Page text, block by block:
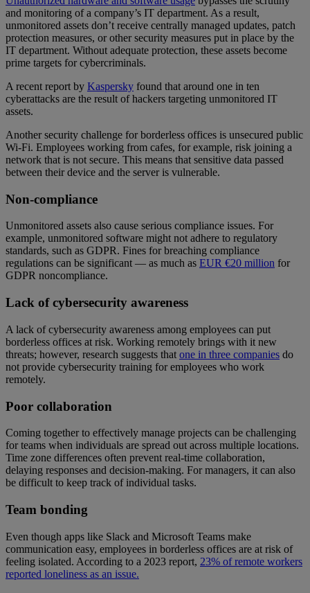
and monitoring of a company’s IT department. As a result,
unmonitored assets don’t receive centrally managed updates, patch
protection measures, or other security measures put in place by the
IT department. Without adequate protection, these assets become
prime targets for cybercriminals.
A recent report by Kaspersky found that around one in ten
cyberattacks are the result of hackers targeting unmonitored IT
assets.
Another security challenge for borderless offices is unsecured public
Wi-Fi. Employees working from cafes, for example, risk joining a
network that is not secure. This means that sensitive data passed
between their device and the server is vulnerable.
Non-compliance
Unmonitored assets also cause serious compliance issues. For
example, unmonitored software might not adhere to regulatory
standards, such as GDPR. Fines for breaching compliance
regulations can be significant — as much as EUR €20 million for
GDPR noncompliance.
Lack of cybersecurity awareness
A lack of cybersecurity awareness among employees can put
borderless offices at risk. Working remotely brings with it new
threats; however, research suggests that one in three companies do
not provide cybersecurity training for employees who work
remotely.
Poor collaboration
Coming together to effectively manage projects can be challenging
for teams when individuals are spread out across multiple locations.
Time zone differences often prevent real-time collaboration,
delaying responses and decision-making. For managers, it can also
be difficult to keep track of individual tasks.
Team bonding
Even though apps like Slack and Microsoft Teams make
communication easy, employees in borderless offices are at risk of
feeling isolated. According to a 2023 report, 23% of remote workers
reported loneliness as an issue.